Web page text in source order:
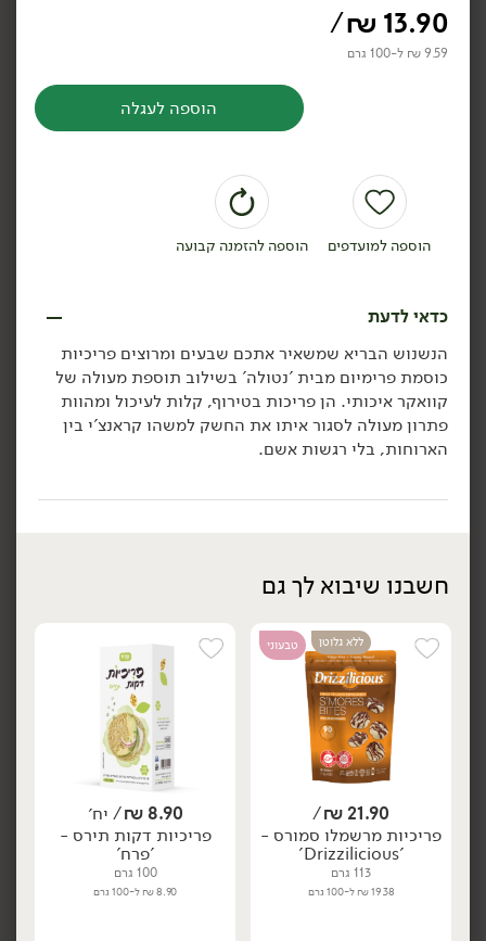
10.60 ₪ ל-100 גרם
הוספה לסל
יח׳
פריכיות אורז חום מלא
אורגני - הרדוף
110 גרם
9.00 ₪ ל-100 גרם
יח׳
פריכיות דקות אורז מלא
אורגני ללא תוספת מלח -
'הרדוף'
100 גרם
יח׳
13.90
₪/ יח׳
פריכיות אורז חום מלא דקות
אורגני - 'הרדוף'
100 גרם
הוספה לסל
8.90
₪/ יח׳
פריכיות דקות אורז ותירס -
'פרח'
100 גרם
הוספה לסל
13.90
₪
/
9.59 ₪ ל-100 גרם
הוספה לעגלה
הוספה למועדפים הוספה להזמנה קבועה
כדאי לדעת
הנשנוש הבריא שמשאיר אתכם שבעים ומרוצים פריכיות
כוסמת פרימיום מבית 'נטולה' בשילוב תוספת מעולה של
קוואקר איכותי. הן פריכות בטירוף, קלות לעיכול ומהוות
פתרון מעולה לסגור איתו את החשק למשהו קראנצ'י בין
הארוחות, בלי רגשות אשם.
חשבנו שיבוא לך גם
ללא גלוטן טבעוני
21.90
₪
/
פריכיות מרשמלו סמורס -
'Drizzilicious'
113 גרם
19.38 ₪ ל-100 גרם
8.90
₪/ יח׳
פריכיות דקות תירס -
'פרח'
100 גרם
8.90 ₪ ל-100 גרם